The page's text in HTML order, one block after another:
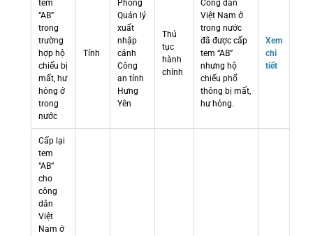
tem
“AB”
trong
trường
hợp hộ
chiếu bị
mất, hư
hỏng ở
trong
nước
Tỉnh
Phòng
Quản lý
xuất
nhập
cảnh
Công
an tỉnh
Hưng
Yên
Thủ
tục
hành
chính
Công dân
Việt Nam ở
trong nước
đã được cấp
tem “AB”
nhưng hộ
chiếu phổ
thông bị mất,
hư hỏng.
Xem
chi
tiết
Cấp lại
tem
“AB”
cho
công
dân
Việt
Nam ở